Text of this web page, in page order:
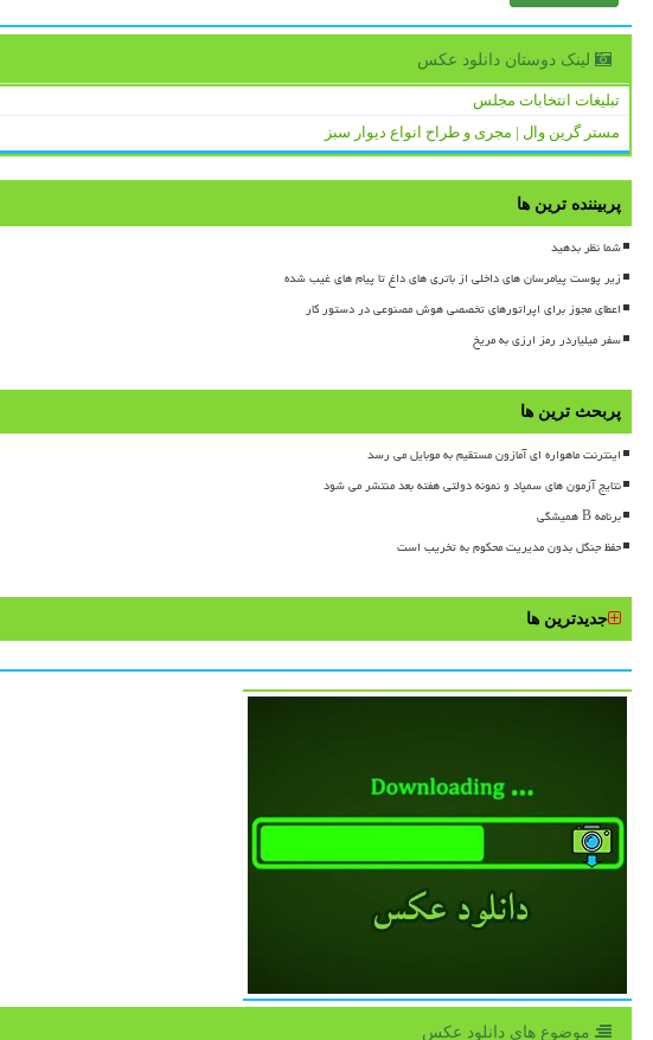
لینک دوستان دانلود عكس
تبلیغات انتخابات مجلس
مستر گرین وال | مجری و طراح انواع دیوار سبز
پربیننده ترین ها
شما نظر بدهید
زیر پوست پیامرسان های داخلی از باتری های داغ تا پیام های غیب شده
اعطای مجوز برای اپراتورهای تخصصی هوش مصنوعی در دستور کار
سفر میلیاردر رمز ارزی به مریخ
پربحث ترین ها
اینترنت ماهواره ای آمازون مستقیم به موبایل می رسد
نتایج آزمون های سمپاد و نمونه دولتی هفته بعد منتشر می شود
برنامه B همیشگی
حفظ جنگل بدون مدیریت محکوم به تخریب است
جدیدترین ها
موضوع های دانلود عكس